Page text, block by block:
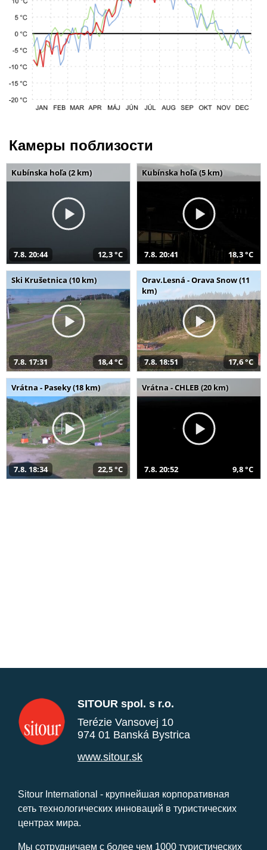
Камеры поблизости
Kubínska hoľa (2 km)
7.8. 20:44 12,3 °C
Kubínska hoľa (5 km)
7.8. 20:41 18,3 °C
Ski Krušetnica (10 km)
7.8. 17:31 18,4 °C
Orav.Lesná - Orava Snow (11
km)
7.8. 18:51 17,6 °C
Vrátna - Paseky (18 km)
7.8. 18:34 22,5 °C
Vrátna - CHLEB (20 km)
7.8. 20:52 9,8 °C
SITOUR spol. s r.o.
Terézie Vansovej 10
974 01 Banská Bystrica
www.sitour.sk
Sitour International - крупнейшая корпоративная
сеть технологических инноваций в туристических
центрах мира.
Мы сотрудничаем с более чем 1000 туристических